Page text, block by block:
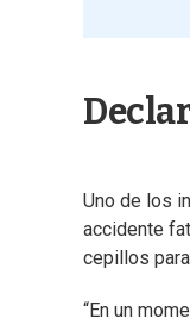
Uno de los
accidente
cepillos
“En un